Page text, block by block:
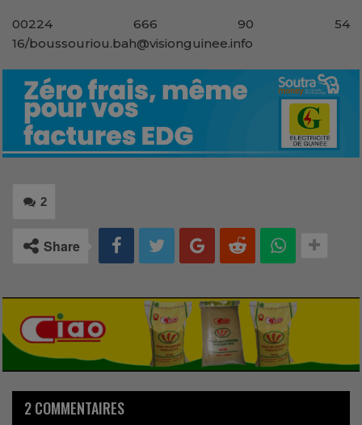
00224 666 90 54
16/boussouriou.bah@visionguinee.info
2
Share
2 COMMENTAIRES